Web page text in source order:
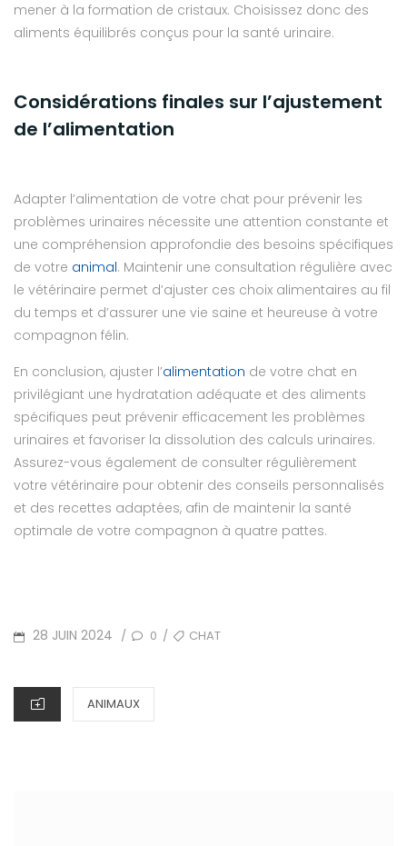
mener à la formation de cristaux. Choisissez donc des
aliments équilibrés conçus pour la santé urinaire.
Considérations finales sur l’ajustement
de l’alimentation
Adapter l’alimentation de votre chat pour prévenir les
problèmes urinaires nécessite une attention constante et
une compréhension approfondie des besoins spécifiques
de votre animal. Maintenir une consultation régulière avec
le vétérinaire permet d’ajuster ces choix alimentaires au fil
du temps et d’assurer une vie saine et heureuse à votre
compagnon félin.
En conclusion, ajuster l’alimentation de votre chat en
privilégiant une hydratation adéquate et des aliments
spécifiques peut prévenir efficacement les problèmes
urinaires et favoriser la dissolution des calculs urinaires.
Assurez-vous également de consulter régulièrement
votre vétérinaire pour obtenir des conseils personnalisés
et des recettes adaptées, afin de maintenir la santé
optimale de votre compagnon à quatre pattes.
POSTED
28 JUIN 2024 / 0 / TAGSCHAT
CATEGORIES
ANIMAUX